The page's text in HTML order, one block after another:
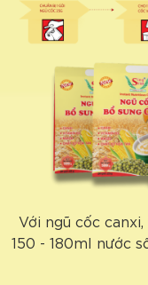
Với ngũ cốc
150 - 180ml nước